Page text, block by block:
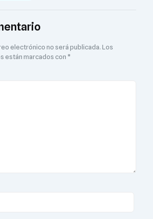
electrónico no será publicada.Los
están marcados con *